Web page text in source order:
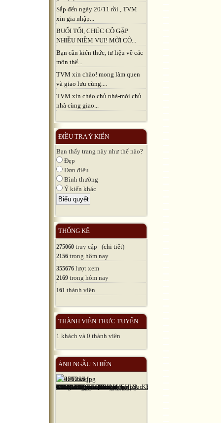
Sắp đến ngày 20/11 rồi , TVM
xin gia nhập...
BUỔI TỐI, CHÚC CÔ GẶP
NHIỀU NIỀM VUI! MỜI CÔ...
Bạn cần kiến thức, tư liệu về các
môn thể...
TVM xin chào! mong làm quen
và giao lưu cùng....
TVM xin chào chủ nhà-mời chủ
nhà cùng giao...
ĐIỀU TRA Ý KIẾN
Bạn thấy trang này như thế nào?
Đẹp
Đơn điệu
Bình thường
Ý kiến khác
THỐNG KÊ
275060 truy cập (chi tiết)
2156 trong hôm nay
355676 lượt xem
2169 trong hôm nay
161 thành viên
THÀNH VIÊN TRỰC TUYẾN
1 khách và 0 thành viên
ẢNH NGẪU NHIÊN